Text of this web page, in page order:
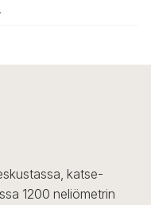
katse-
1200 neliömetrin